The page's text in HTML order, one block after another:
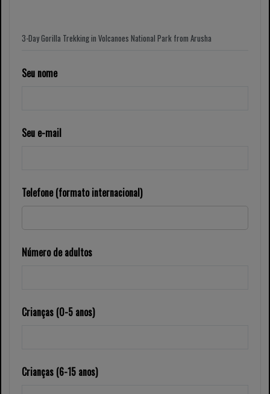
Seu nome
Seu e-mail
Telefone (formato internacional)
Número de adultos
Crianças (0-5 anos)
Crianças (6-15 anos)